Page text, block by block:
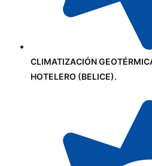
CLIMATIZACIÓN
HOTELERO (BELICE).